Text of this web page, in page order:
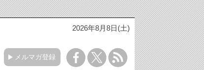
2026年8月8日(土)
メルマガ登録